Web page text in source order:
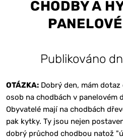
CHODBY A
Publikováno
OTÁZKA:Dobrý den, mám
osob na chodbách v panelovém
Obyvatelé mají na chodbách
pak kytky. Ty jsou nejen
dobrý průchod chodbou natož